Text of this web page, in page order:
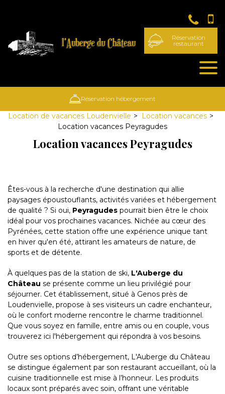
Réservation
restaurant
Réservation hébergement
Location de vacances Loudenvielle
Location vacances
Location vacances Peyragudes
Location vacances Peyragudes
Êtes-vous à la recherche d'une destination qui allie
paysages époustouflants, activités variées et hébergement
de qualité ? Si oui, Peyragudes pourrait bien être le choix
idéal pour vos prochaines vacances. Nichée au cœur des
Pyrénées, cette station offre une expérience unique tant
en hiver qu'en été, attirant les amateurs de nature, de
sports et de détente.
À quelques pas de la station de ski, L'Auberge du
Château se présente comme un lieu privilégié pour
séjourner. Cet établissement, situé à Genos près de
Loudenvielle, propose à ses visiteurs un cadre enchanteur,
où le confort moderne rencontre le charme traditionnel.
Que vous soyez en famille, entre amis ou en couple, vous
trouverez ici l'hébergement qui répondra à vos besoins.
Outre ses options d’hébergement, L'Auberge du Château
se distingue également par son restaurant accueillant, où la
cuisine traditionnelle est mise à l’honneur. Les produits
locaux sont préparés avec soin, offrant une véritable